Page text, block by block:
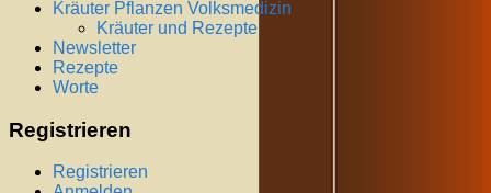
Kräuter Pflanzen Volksmedizin
Kräuter und Rezepte
Newsletter
Rezepte
Worte
Registrieren
Registrieren